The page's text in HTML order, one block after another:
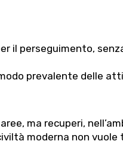
il perseguimento,
prevalente delle
ma recuperi,
moderna non vuole